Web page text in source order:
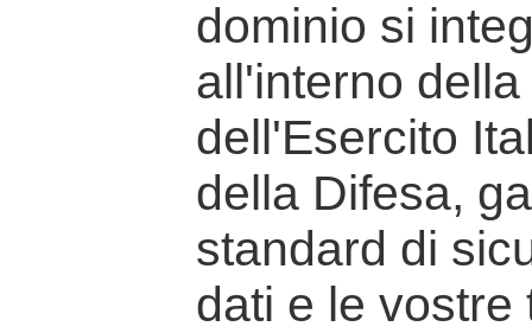
dominio si
all'interno
dell'Esercito
della Difesa,
standard di
dati e le vostre